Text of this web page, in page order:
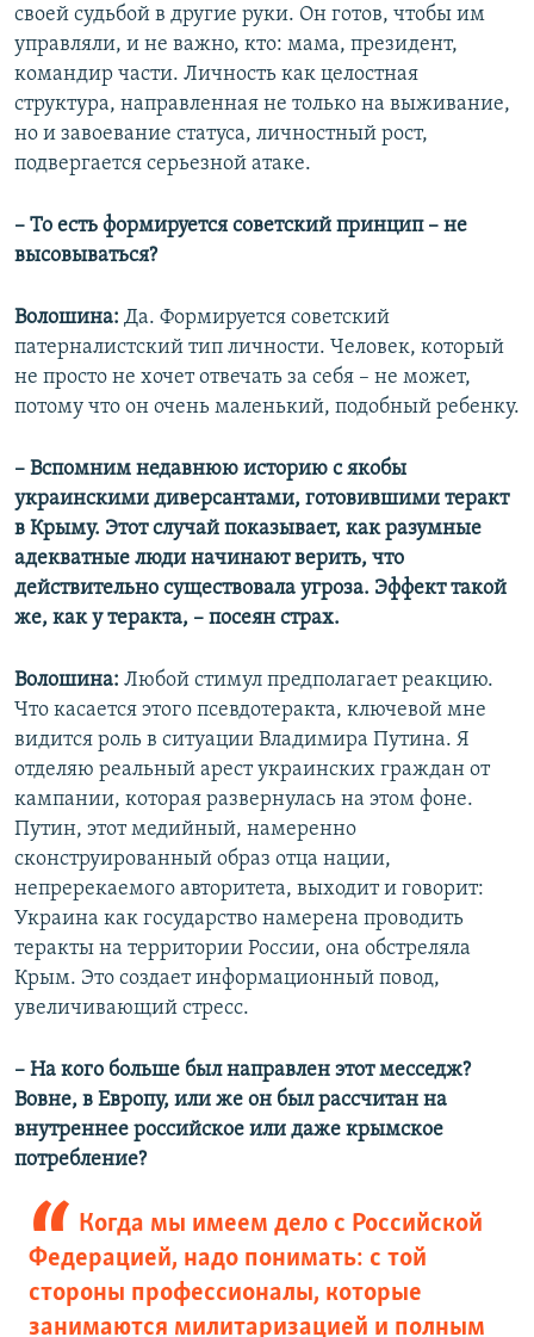
своей судьбой в другие руки. Он готов, чтобы им
управляли, и не важно, кто: мама, президент,
командир части. Личность как целостная
структура, направленная не только на выживание,
но и завоевание статуса, личностный рост,
подвергается серьезной атаке.
– То есть формируется советский принцип – не
высовываться?
Волошина: Да. Формируется советский
патерналистский тип личности. Человек, который
не просто не хочет отвечать за себя – не может,
потому что он очень маленький, подобный ребенку.
– Вспомним недавнюю историю с якобы
украинскими диверсантами, готовившими теракт
в Крыму. Этот случай показывает, как разумные
адекватные люди начинают верить, что
действительно существовала угроза. Эффект такой
же, как у теракта, – посеян страх.
Волошина: Любой стимул предполагает реакцию.
Что касается этого псевдотеракта, ключевой мне
видится роль в ситуации Владимира Путина. Я
отделяю реальный арест украинских граждан от
кампании, которая развернулась на этом фоне.
Путин, этот медийный, намеренно
сконструированный образ отца нации,
непререкаемого авторитета, выходит и говорит:
Украина как государство намерена проводить
теракты на территории России, она обстреляла
Крым. Это создает информационный повод,
увеличивающий стресс.
– На кого больше был направлен этот месседж?
Вовне, в Европу, или же он был рассчитан на
внутреннее российское или даже крымское
потребление?
Когда мы имеем дело с Российской
Федерацией, надо понимать: с той
стороны профессионалы, которые
занимаются милитаризацией и полным